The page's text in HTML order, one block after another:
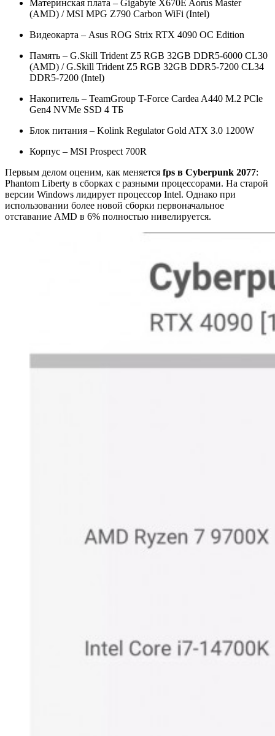
Материнская плата – Gigabyte X670E Aorus Master
(AMD) / MSI MPG Z790 Carbon WiFi (Intel)
Видеокарта – Asus ROG Strix RTX 4090 OC Edition
Память – G.Skill Trident Z5 RGB 32GB DDR5-6000 CL30
(AMD) / G.Skill Trident Z5 RGB 32GB DDR5-7200 CL34
DDR5-7200 (Intel)
Накопитель – TeamGroup T-Force Cardea A440 M.2 PCle
Gen4 NVMe SSD 4 ТБ
Блок питания – Kolink Regulator Gold ATX 3.0 1200W
Корпус – MSI Prospect 700R
Первым делом оценим, как меняется fps в Cyberpunk 2077:
Phantom Liberty в сборках с разными процессорами. На старой
версии Windows лидирует процессор Intel. Однако при
использовании более новой сборки первоначальное
отставание AMD в 6% полностью нивелируется.